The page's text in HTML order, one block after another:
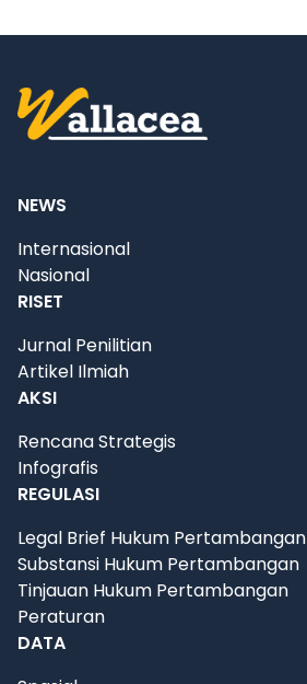
NEWS
Internasional
Nasional
RISET
Jurnal Penilitian
Artikel Ilmiah
AKSI
Rencana Strategis
Infografis
REGULASI
Legal Brief Hukum Pertambangan
Substansi Hukum Pertambangan
Tinjauan Hukum Pertambangan
Peraturan
DATA